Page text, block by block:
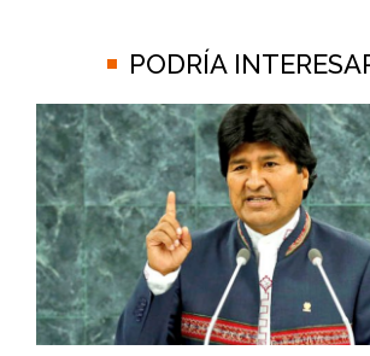
PODRÍA